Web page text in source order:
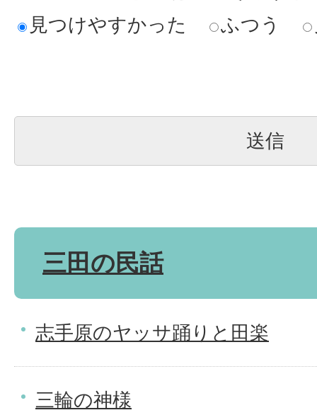
見つけやすかった
ふつう
三田の民話
志手原のヤッサ踊りと田楽
三輪の神様